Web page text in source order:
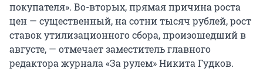
покупателя». Во-вторых, прямая причина роста
цен — существенный, на сотни тысяч рублей, рост
ставок утилизационного сбора, произошедший в
августе, — отмечает заместитель главного
редактора журнала «За рулем» Никита Гудков.